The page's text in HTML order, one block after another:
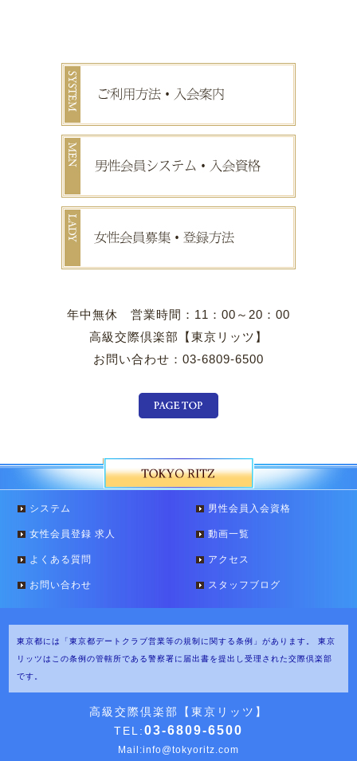
年中無休 営業時間：11：00～20：00
高級交際倶楽部【東京リッツ】
お問い合わせ：03-6809-6500
システム 男性会員入会資格
女性会員登録 求人 動画一覧
よくある質問 アクセス
お問い合わせ スタッフブログ
東京都には「東京都デートクラブ営業等の規制に関する条例」があります。
東京
リッツはこの条例の管轄所である警察署に届出書を提出し受理された交際倶楽部
です。
高級交際倶楽部【東京リッツ】
TEL:03-6809-6500
Mail:info@tokyoritz.com